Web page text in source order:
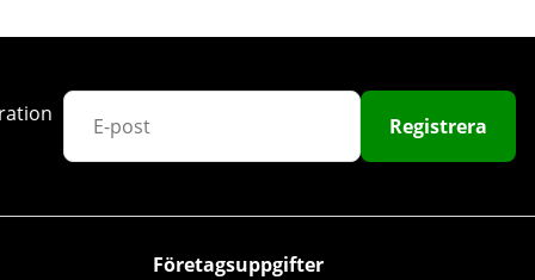
369 kr
Registrera
Företagsuppgifter